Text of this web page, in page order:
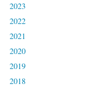
2023
2022
2021
2020
2019
2018